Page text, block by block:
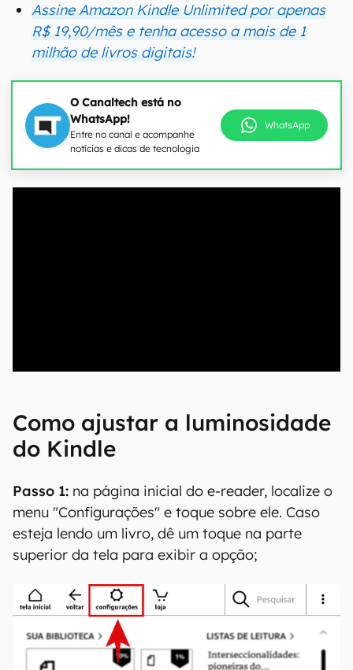
Assine Amazon Kindle Unlimited por apenas
R$ 19,90/mês e tenha acesso a mais de 1
milhão de livros digitais!
O Canaltech está no
WhatsApp!
Entre no canal e acompanhe
notícias e dicas de tecnologia
WhatsApp
Como ajustar a luminosidade
do Kindle
Passo 1: na página inicial do e-reader, localize o
menu "Configurações" e toque sobre ele. Caso
esteja lendo um livro, dê um toque na parte
superior da tela para exibir a opção;